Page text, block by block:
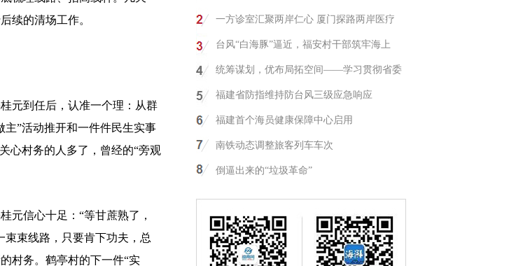
续的清场工作。
元到任后，认准一个理：从群
”活动推开和一件件民生实事
心村务的人多了，曾经的“旁观
信心十足：“等甘蔗熟了，
束束线路，只要肯下功夫，总
村务。鹤亭村的下一件“实
一方诊室汇聚两岸仁心 厦门探路两岸医疗
台风“白海豚”逼近，福安村干部筑牢海上
统筹谋划，优布局拓空间——学习贯彻省委
福建省防指维持防台风三级应急响应
福建首个海员健康保障中心启用
南铁动态调整旅客列车车次
倒逼出来的“垃圾革命”